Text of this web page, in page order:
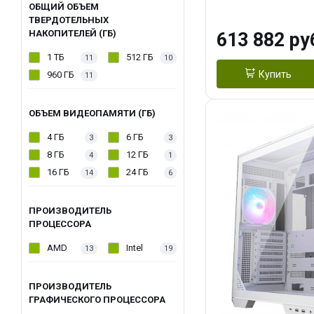
ОБЩИЙ ОБЪЕМ
ТВЕРДОТЕЛЬНЫХ
НАКОПИТЕЛЕЙ (ГБ)
1 ТБ 11 512 ГБ 10
960 ГБ 11
ОБЪЕМ ВИДЕОПАМЯТИ (ГБ)
4 ГБ 3 6 ГБ 3
8 ГБ 4 12 ГБ 1
16 ГБ 14 24 ГБ 6
ПРОИЗВОДИТЕЛЬ
ПРОЦЕССОРА
AMD 13 Intel 19
ПРОИЗВОДИТЕЛЬ
ГРАФИЧЕСКОГО ПРОЦЕССОРА
Turbo/ 960 ГБ
613 882
Купить